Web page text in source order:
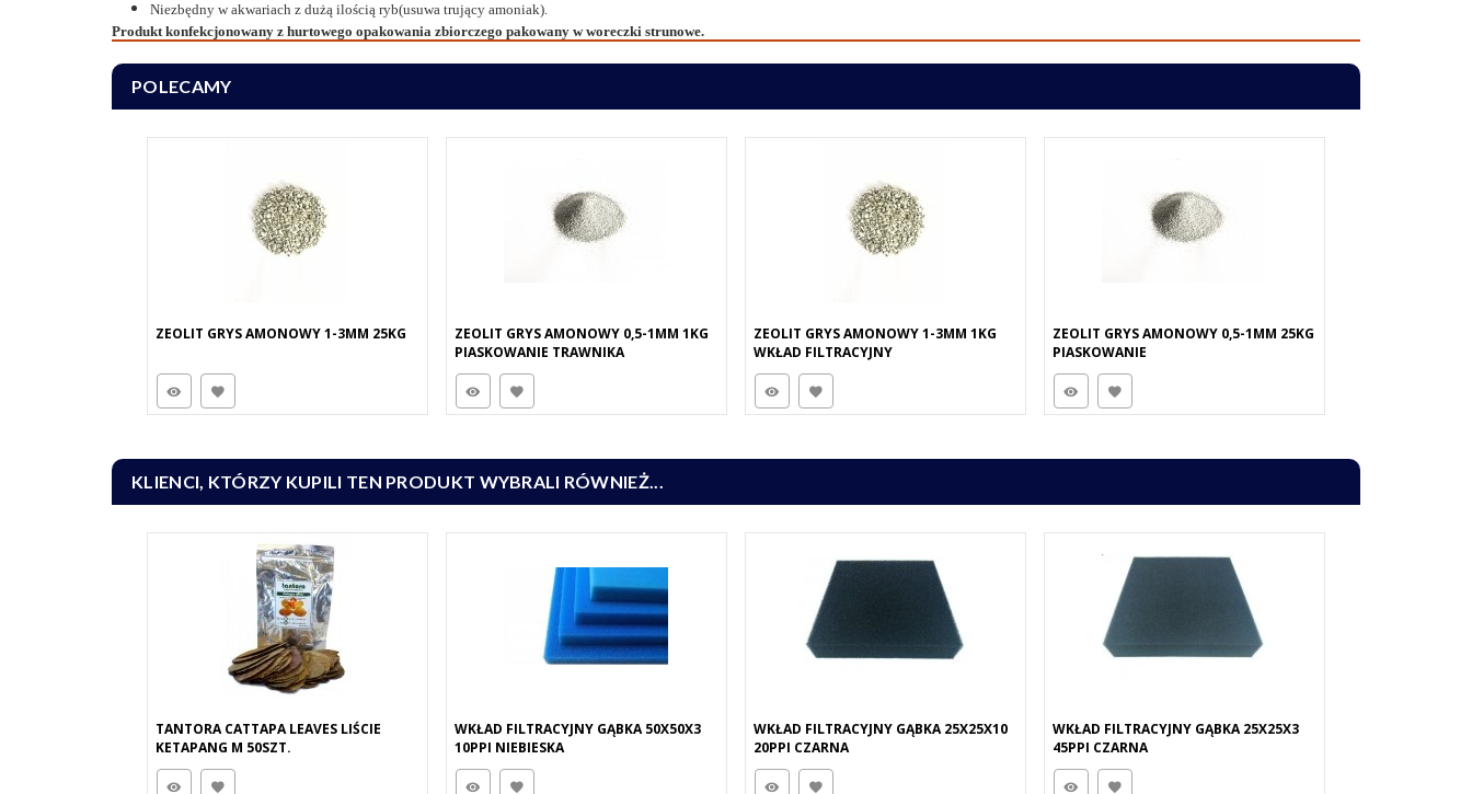
Niezbędny w akwariach z dużą ilością ryb(usuwa trujący amoniak).
Produkt konfekcjonowany z hurtowego opakowania zbiorczego pakowany w woreczki strunowe.
POLECAMY
ZEOLIT GRYS AMONOWY 1-3MM 25KG
ZEOLIT GRYS AMONOWY 0,5-1MM 1KG
PIASKOWANIE TRAWNIKA
ZEOLIT GRYS AMONOWY 1-3MM 1KG
WKŁAD FILTRACYJNY
ZEOLIT GRYS AMONOWY 0,5-1MM 25KG
PIASKOWANIE
KLIENCI, KTÓRZY KUPILI TEN PRODUKT WYBRALI RÓWNIEŻ...
TANTORA CATTAPA LEAVES LIŚCIE
KETAPANG M 50SZT.
WKŁAD FILTRACYJNY GĄBKA 50X50X3
10PPI NIEBIESKA
WKŁAD FILTRACYJNY GĄBKA 25X25X10
20PPI CZARNA
WKŁAD FILTRACYJNY GĄBKA 25X25X3
45PPI CZARNA